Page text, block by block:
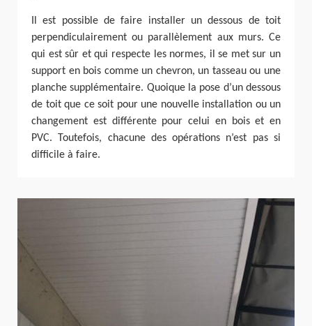
Il est possible de faire installer un dessous de toit
perpendiculairement ou parallèlement aux murs. Ce
qui est sûr et qui respecte les normes, il se met sur un
support en bois comme un chevron, un tasseau ou une
planche supplémentaire. Quoique la pose d’un dessous
de toit que ce soit pour une nouvelle installation ou un
changement est différente pour celui en bois et en
PVC. Toutefois, chacune des opérations n’est pas si
difficile à faire.